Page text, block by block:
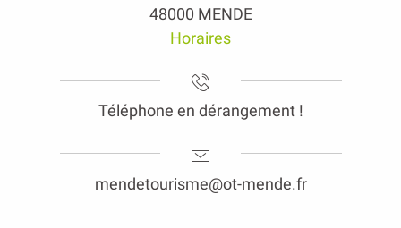
48000 MENDE
Horaires
Téléphone en dérangement !
mendetourisme@ot-mende.fr